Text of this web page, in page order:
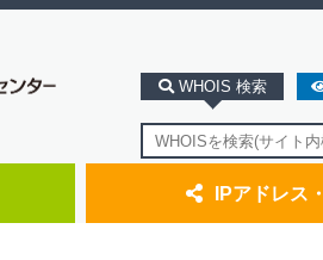
WHOIS 検索
IPアドレス